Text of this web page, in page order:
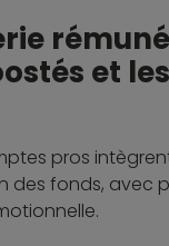
et
pros
des fonds, avec